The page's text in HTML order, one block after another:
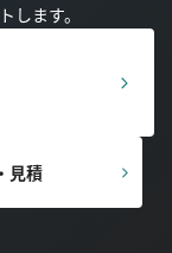
します。
見積